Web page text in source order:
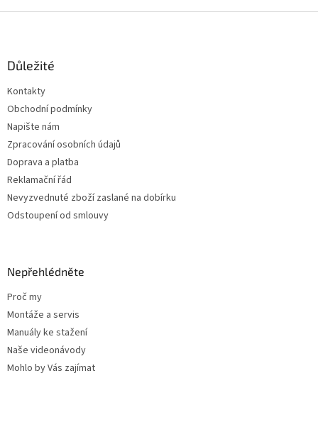
u
v
Důležité
Kontakty
Obchodní podmínky
Napište nám
Zpracování osobních údajů
Doprava a platba
Reklamační řád
Nevyzvednuté zboží zaslané na dobírku
Odstoupení od smlouvy
Nepřehlédněte
Proč my
Montáže a servis
Manuály ke stažení
Naše videonávody
Mohlo by Vás zajímat